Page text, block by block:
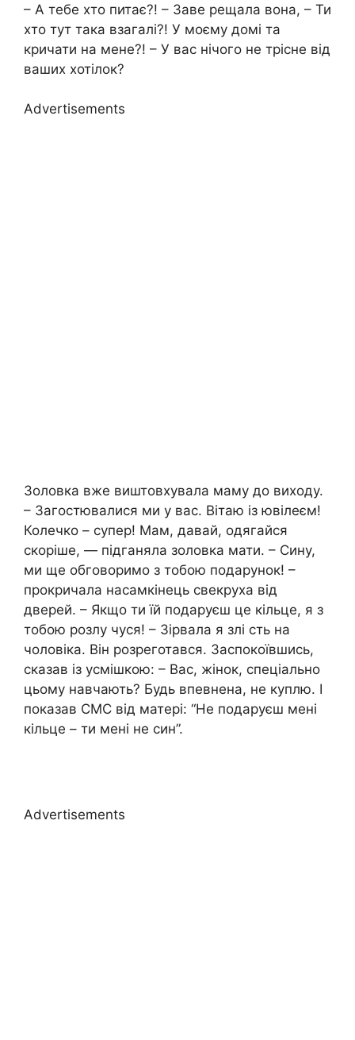
– А тебе хто питає?! – Заве рещала вона, – Ти
хто тут така взагалі?! У моєму домі та
кричати на мене?! – У вас нічого не трісне від
ваших хотілок?
Advertisements
Золовка вже виштовхувала маму до виходу.
– Загостювалися ми у вас. Вітаю із ювілеєм!
Колечко – супер! Мам, давай, одягайся
скоріше, — підганяла золовка мати. – Сину,
ми ще обговоримо з тобою подарунок! –
прокричала насамкінець свекруха від
дверей. – Якщо ти їй подаруєш це кільце, я з
тобою розлу чуся! – Зірвала я злі сть на
чоловіка. Він розреготався. Заспокоївшись,
сказав із усмішкою: – Вас, жінок, спеціально
цьому навчають? Будь впевнена, не куплю. І
показав СМС від матері: “Не подаруєш мені
кільце – ти мені не син”.
Advertisements